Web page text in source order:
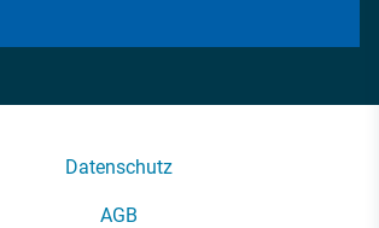
Datenschutz
AGB